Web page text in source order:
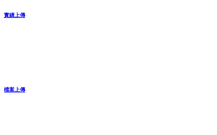
實績上傳
檔案上傳